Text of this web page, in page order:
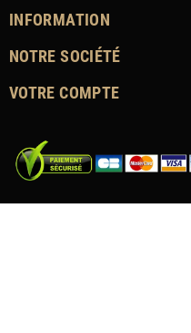
INFORMATION
NOTRE SOCIÉTÉ
VOTRE COMPTE